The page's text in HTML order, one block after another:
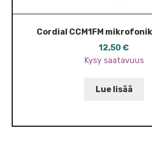
Cordial CCM1FM
12,50 €
Kysy saatavuus
Lue lisää